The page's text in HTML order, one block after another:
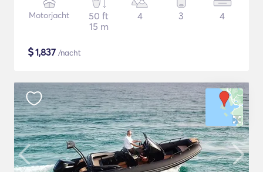
Motorjacht
50 ft
15 m
4 3 4
$1,837 /nacht